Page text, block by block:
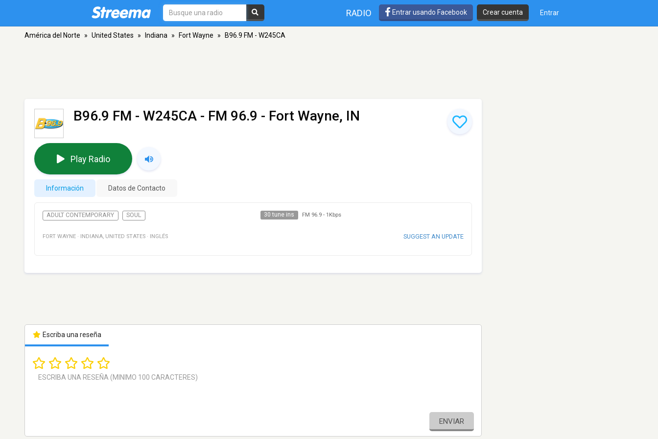
RADIO Entrar usando Facebook Crear cuenta Entrar
América del Norte » United States » Indiana » Fort Wayne » B96.9 FM - W245CA
B96.9 FM - W245CA - FM 96.9 - Fort Wayne, IN
Play Radio
Información Datos de Contacto
ADULT CONTEMPORARY SOUL 30 tune ins FM 96.9- 1Kbps
FORT WAYNE · INDIANA, UNITED STATES · INGLÉS SUGGEST AN UPDATE
Escriba una reseña
ENVIAR